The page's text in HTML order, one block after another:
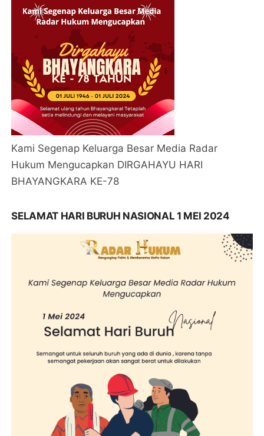
Kami Segenap Keluarga Besar Media Radar
Hukum Mengucapkan DIRGAHAYU HARI
BHAYANGKARA KE-78
SELAMAT HARI BURUH NASIONAL 1 MEI 2024